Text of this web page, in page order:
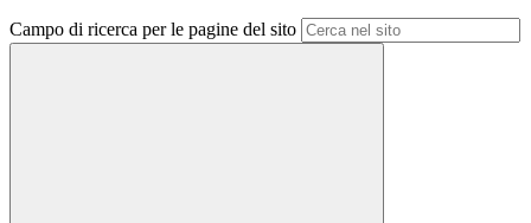
Campo di ricerca per le pagine del sito